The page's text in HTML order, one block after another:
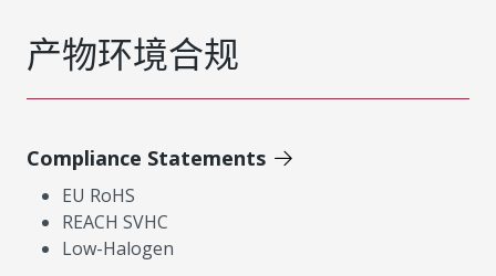
产物环境合规
Compliance Statements
EU RoHS
REACH SVHC
Low-Halogen